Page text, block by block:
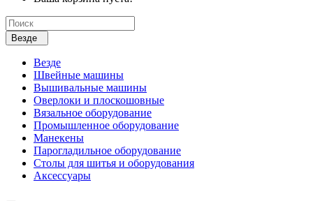
Везде
Везде
Швейные машины
Вышивальные машины
Оверлоки и плоскошовные
Вязальное оборудование
Промышленное оборудование
Манекены
Парогладильное оборудование
Столы для шитья и оборудования
Аксессуары